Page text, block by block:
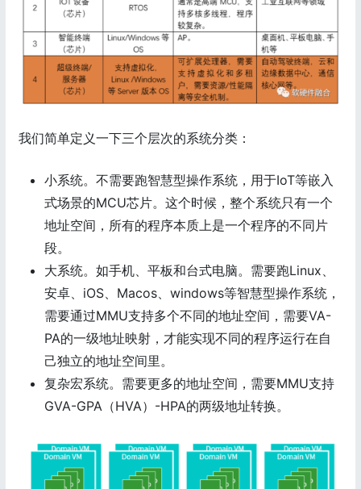
我们简单定义一下三个层次的系统分类：
小系统。不需要跑智慧型操作系统，用于IoT等嵌入
式场景的MCU芯片。这个时候，整个系统只有一个
地址空间，所有的程序本质上是一个程序的不同片
段。
大系统。如手机、平板和台式电脑。需要跑Linux、
安卓、iOS、Macos、windows等智慧型操作系统，
需要通过MMU支持多个不同的地址空间，需要VA-
PA的一级地址映射，才能实现不同的程序运行在自
己独立的地址空间里。
复杂宏系统。需要更多的地址空间，需要MMU支持
GVA-GPA（HVA）-HPA的两级地址转换。